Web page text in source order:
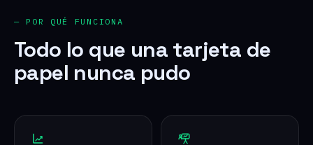
— POR QUÉ FUNCIONA
Todo lo que una tarjeta de
papel nunca pudo